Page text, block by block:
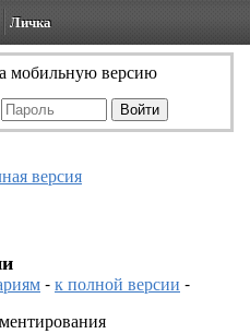
Личка
мобильную версию
версия
-к полной версии -